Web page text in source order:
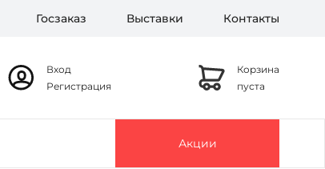
Госзаказ Выставки Контакты
Вход
Регистрация
Корзина
пуста
Акции